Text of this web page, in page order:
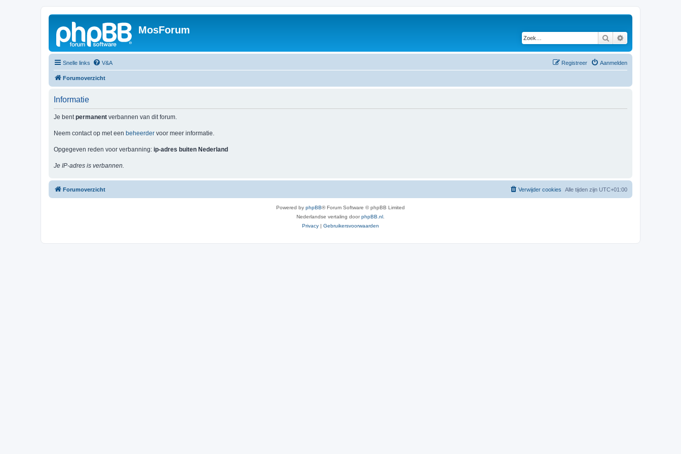
MosForum
Zoek
Snelle links V&A Aanmelden
Registreer
Forumoverzicht
Informatie
Je bentpermanent verbannen van dit forum.
Neem contact op met een beheerder voor meer informatie.
Opgegeven reden voor verbanning: ip-adres buiten Nederland
Je IP-adres is verbannen.
Forumoverzicht Alle tijden zijn UTC+01:00
Verwijder cookies
Powered by phpBB® Forum Software © phpBB Limited
Nederlandse vertaling doorphpBB.nl
Privacy | Gebruikersvoorwaarden